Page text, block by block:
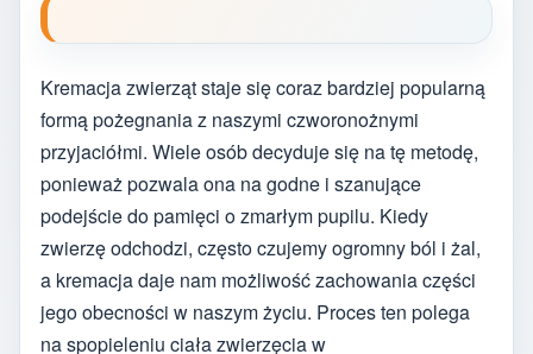
Kremacja zwierząt staje się coraz bardziej popularną
formą pożegnania z naszymi czworonożnymi
przyjaciółmi. Wiele osób decyduje się na tę metodę,
ponieważ pozwala ona na godne i szanujące
podejście do pamięci o zmarłym pupilu. Kiedy
zwierzę odchodzi, często czujemy ogromny ból i żal,
a kremacja daje nam możliwość zachowania części
jego obecności w naszym życiu. Proces ten polega
na spopieleniu ciała zwierzęcia w